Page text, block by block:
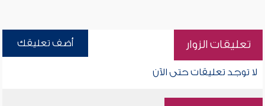
تعليقات الزوار أضف تعليقك
لا توجد تعليقات حتى الآن